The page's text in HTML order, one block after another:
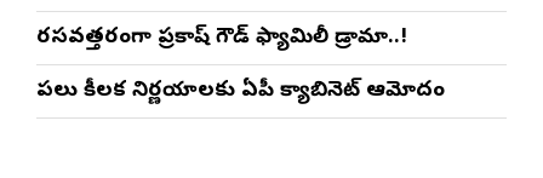
రసవత్తరంగా ప్రకాష్ గౌడ్ ఫ్యామిలీ డ్రామా..!
పలు కీలక నిర్ణయాలకు ఏపీ క్యాబినెట్ ఆమోదం